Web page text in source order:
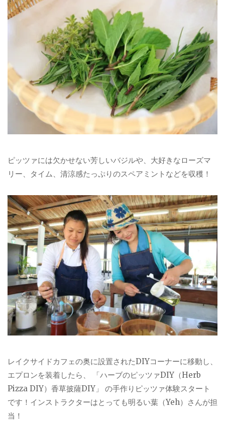
ピッツァには欠かせない芳しいバジルや、大好きなローズマ
リー、タイム、清涼感たっぷりのスペアミントなどを収穫！
レイクサイドカフェの奥に設置されたDIYコーナーに移動し、
エプロンを装着したら、 「ハーブのピッツァDIY（Herb
Pizza DIY）香草披薩DIY」 の手作りピッツァ体験スタート
です！インストラクターはとっても明るい葉（Yeh）さんが担
当！